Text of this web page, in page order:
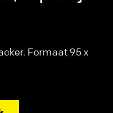
Formaat 95 x